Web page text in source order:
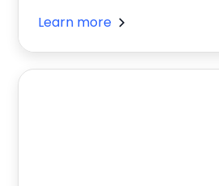
Learn more